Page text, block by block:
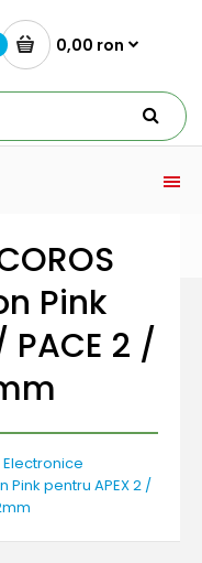
0,00 ron
Pink
PACE 2 /
Electronice
Pink pentru APEX 2 /